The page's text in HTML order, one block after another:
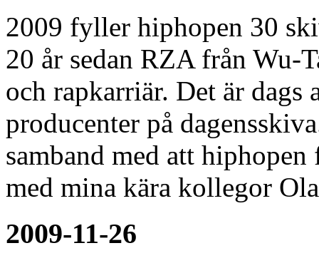
2009 fyller hiphopen 30
20 år sedan RZA från Wu-
och rapkarriär. Det är
producenter på
samband med att
med mina kära kollegor
2009-11-26